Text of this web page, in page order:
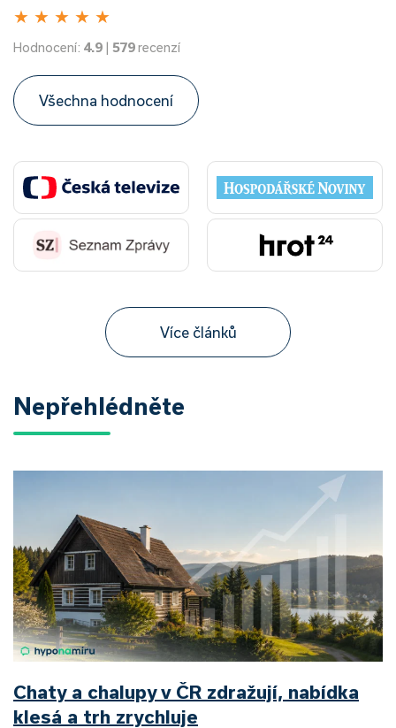
★ ★ ★ ★ ★
Hodnocení: 4.9 | 579recenzí
Všechna hodnocení
Více článků
Nepřehlédněte
Chaty a chalupy v ČR zdražují, nabídka
klesá a trh zrychluje